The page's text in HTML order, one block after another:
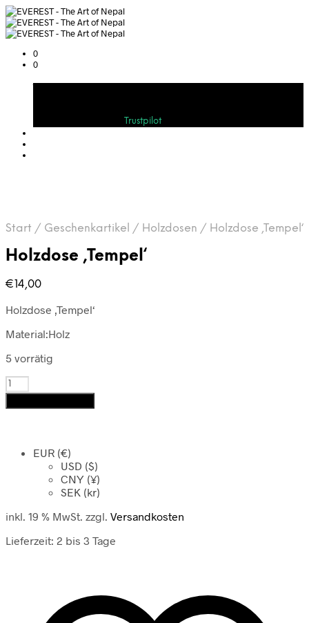
0
0
Trustpilot
Start / Geschenkartikel / Holzdosen / Holzdose ‚Tempel‘
Holzdose ‚Tempel‘
€14,00
Holzdose ‚Tempel‘
Material:Holz
5 vorrätig
Holzdose
'Tempel'
Menge
EUR (€)
USD ($)
CNY (¥)
SEK (kr)
inkl. 19 % MwSt. zzgl. Versandkosten
Lieferzeit: 2 bis 3 Tage